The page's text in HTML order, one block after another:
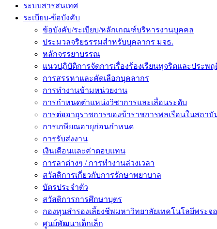
ระบบสารสนเทศ
ระเบียบ-ข้อบังคับ
ข้อบังคับ/ระเบียบ/หลักเกณฑ์บริหารงานบุคคล
ประมวลจริยธรรมสำหรับบุคลากร มจธ.
หลักจรรยาบรรณ
แนวปฏิบัติการจัดการเรื่องร้องเรียนทุจริตและประพ
การสรรหาและคัดเลือกบุคลากร
การทำงานข้ามหน่วยงาน
การกำหนดตำแหน่งวิชาการและเลื่อนระดับ
การต่ออายุราชการของข้าราชการพลเรือนในสถา
การเกษียณอายุก่อนกำหนด
การรับส่งงาน
เงินเดือนและค่าตอบแทน
การลาต่างๆ / การทำงานล่วงเวลา
สวัสดิการเกี่ยวกับการรักษาพยาบาล
บัตรประจำตัว
สวัสดิการการศึกษาบุตร
กองทุนสำรองเลี้ยงชีพมหาวิทยาลัยเทคโนโลยีพระจ
ศูนย์พัฒนาเด็กเล็ก